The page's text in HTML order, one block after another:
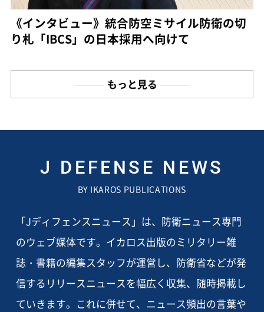
《インタビュー》統合防空ミサイル防衛の切
り札「IBCS」の日本採用へ向けて
もっと見る
J DEFENSE NEWS
BY IKAROS PUBLICATIONS
「Jディフェンスニュース」は、防衛ニュース専門
のウェブ媒体です。イカロス出版のミリタリー雑
誌・書籍の編集スタッフが運営し、防衛省などが発
信するリリースニュースを幅広く収集、随時掲載し
ていきます。これに併せて、ニュース頻出の言葉や